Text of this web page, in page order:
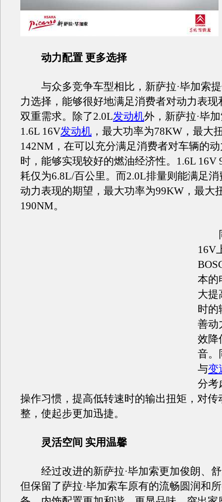
动力配置 更多选择
与众多竞争车型相比，新萨拉·毕加索提
力选择，能够很好地满足消费者对动力表现
双重需求。除了2.0L发动机外，新萨拉·毕
1.6L 16V发动机 ，最大功率为78KW，最大
142NM，在可以充分满足消费者对车辆的
时，能够实现较好的燃油经济性。1.6L 16V
耗仅为6.8L/百公里。而2.0L排量则能满足
动力表现的期望，最大功率为99KW，最大
190NM。
同
16V
本的
大提
时的
善动
效降
音。
与变
分考
操作习惯，提高低转速时的输出扭矩，对传
整，使起步更加迅捷。
灵活空间 实用温馨
经过改进的新萨拉·毕加索更加俊朗、舒
但保留了萨拉·毕加索车原有的流畅圆润和